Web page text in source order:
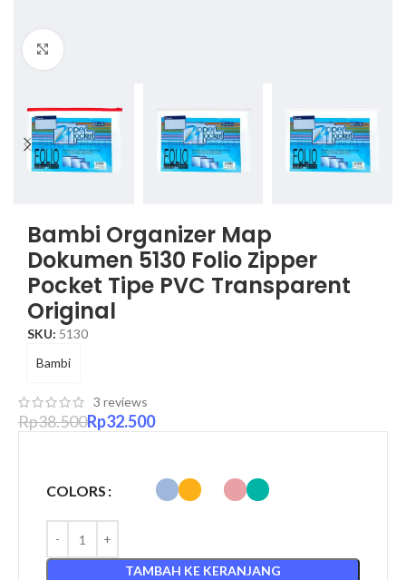
Bambi Organizer Map
Dokumen 5130 Folio Zipper
Pocket Tipe PVC Transparent
Original
SKU: 5130
Bambi
3 reviews
Rp38.500Rp32.500
COLORS
TAMBAH KE KERANJANG